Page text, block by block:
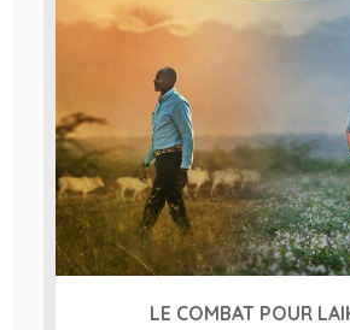
LE COMBAT POUR